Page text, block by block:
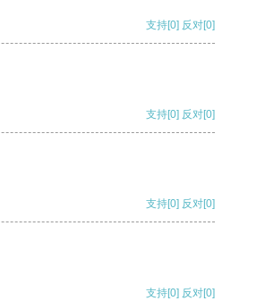
支持[0] 反对[0]
支持[0] 反对[0]
支持[0] 反对[0]
支持[0] 反对[0]